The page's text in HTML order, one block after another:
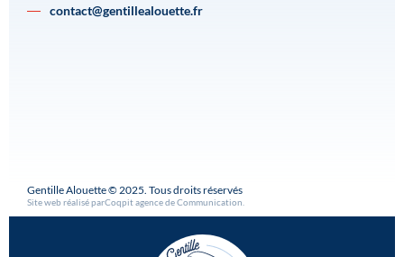
contact@gentillealouette.fr
Gentille Alouette © 2025. Tous droits réservés
Site web réalisé parCoqpit agence de Communication